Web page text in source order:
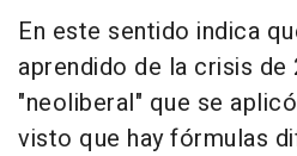
En este sentido indica
aprendido de la crisis
"neoliberal" que se
visto que hay fórmulas